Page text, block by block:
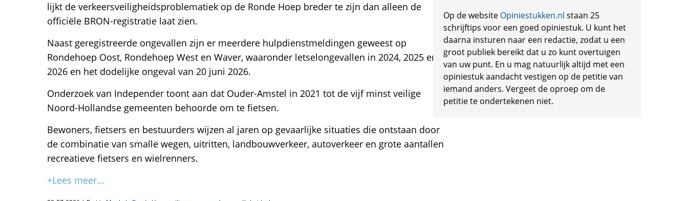
lijkt de verkeersveiligheidsproblematiek op de Ronde Hoep breder te zijn dan alleen de
officiële BRON-registratie laat zien.
Naast geregistreerde ongevallen zijn er meerdere hulpdienstmeldingen geweest op
Rondehoep Oost, Rondehoep West en Waver, waaronder letselongevallen in 2024, 2025 en
2026 en het dodelijke ongeval van 20 juni 2026.
Onderzoek van Independer toont aan dat Ouder-Amstel in 2021 tot de vijf minst veilige
Noord-Hollandse gemeenten behoorde om te fietsen.
Bewoners, fietsers en bestuurders wijzen al jaren op gevaarlijke situaties die ontstaan door
de combinatie van smalle wegen, uitritten, landbouwverkeer, autoverkeer en grote aantallen
recreatieve fietsers en wielrenners.
+Lees meer...
Op de website Opiniestukken.nl staan 25
schrijftips voor een goed opiniestuk. U kunt het
daarna insturen naar een redactie, zodat u een
groot publiek bereikt dat u zo kunt overtuigen
van uw punt. En u mag natuurlijk altijd met een
opiniestuk aandacht vestigen op de petitie van
iemand anders. Vergeet de oproep om de
petitie te ondertekenen niet.